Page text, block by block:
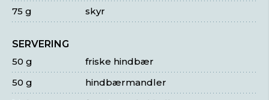
skyr
75 g
SERVERING
friske hindbær
50 g
hindbærmandler
50 g